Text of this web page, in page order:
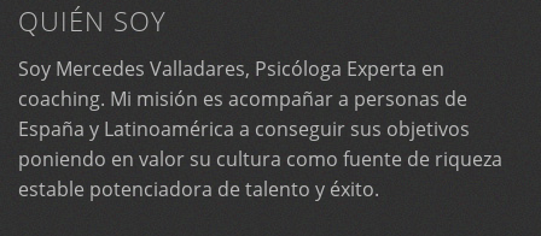
QUIÉN SOY
Soy Mercedes Valladares, Psicóloga Experta en
coaching. Mi misión es acompañar a personas de
España y Latinoamérica a conseguir sus objetivos
poniendo en valor su cultura como fuente de riqueza
estable potenciadora de talento y éxito.